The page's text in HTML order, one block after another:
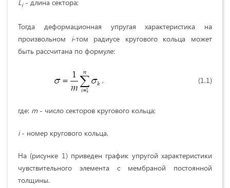
Li- длина сектора;
Тогда деформационная упругая характеристика на
произвольном i-том радиусе кругового кольца может
быть рассчитана по формуле:
, (1.1)
где: m- число секторов кругового кольца;
i- номер кругового кольца.
На (рисунке 1) приведен график упругой характеристики
чувствительного элемента с мембраной постоянной
толщины.